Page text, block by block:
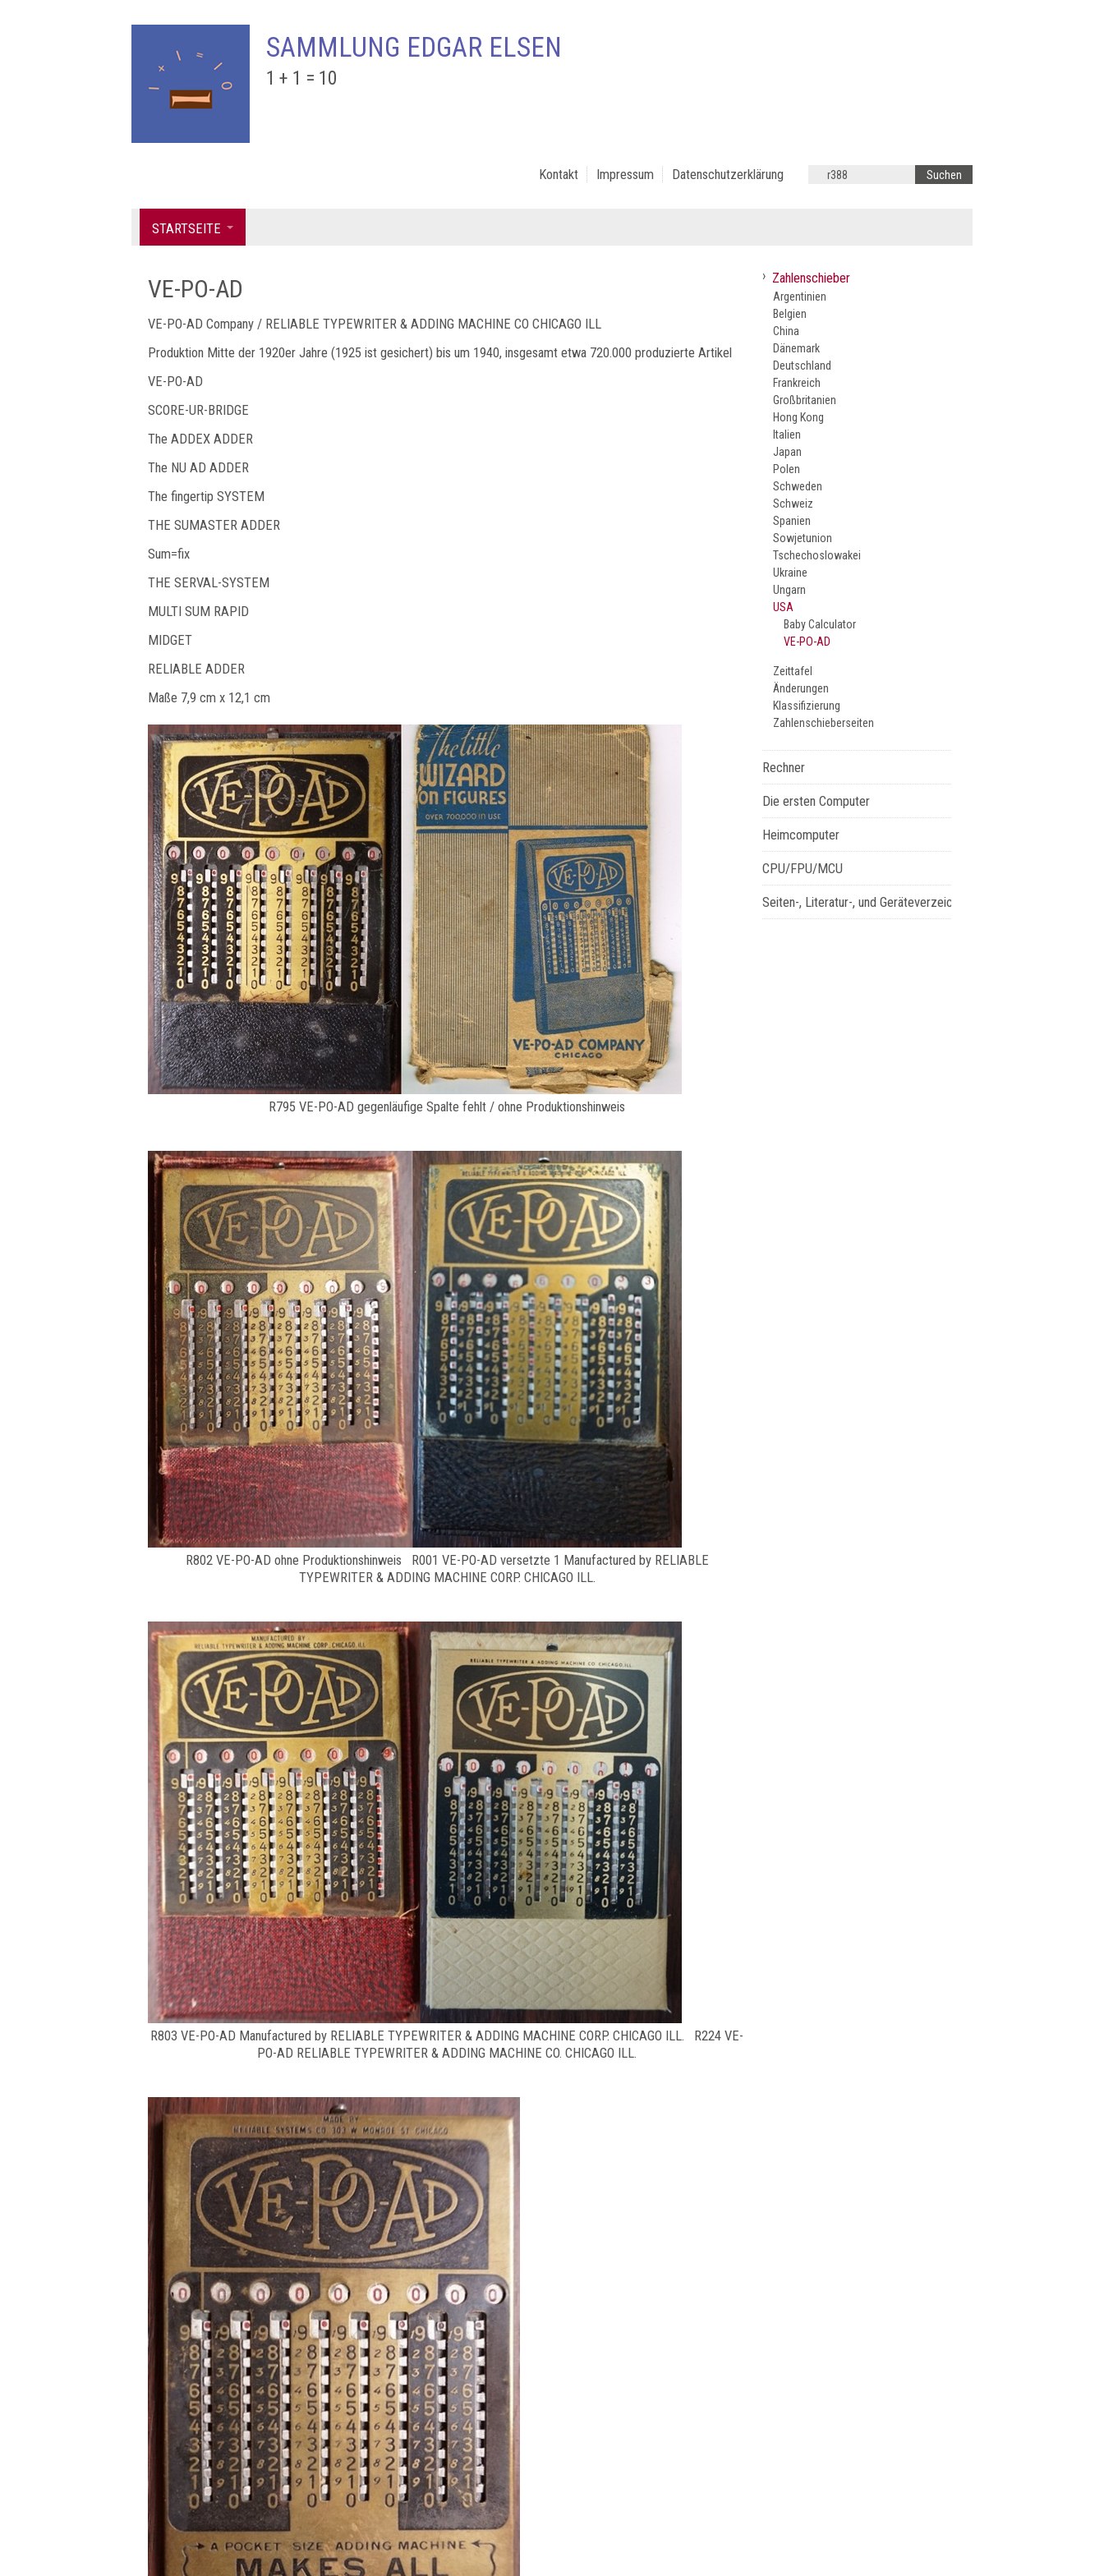
SAMMLUNG EDGAR ELSEN
1 + 1 = 10
Kontakt Impressum Datenschutzerklärung
STARTSEITE
VE-PO-AD
VE-PO-AD Company / RELIABLE TYPEWRITER & ADDING MACHINE CO CHICAGO ILL
Produktion Mitte der 1920er Jahre (1925 ist gesichert) bis um 1940, insgesamt etwa 720.000 produzierte Artikel
VE-PO-AD
SCORE-UR-BRIDGE
The ADDEX ADDER
The NU AD ADDER
The fingertip SYSTEM
THE SUMASTER ADDER
Sum=fix
THE SERVAL-SYSTEM
MULTI SUM RAPID
MIDGET
RELIABLE ADDER
Maße 7,9 cm x 12,1 cm
R795 VE-PO-AD gegenläufige Spalte fehlt / ohne Produktionshinweis
R802 VE-PO-AD ohne Produktionshinweis R001 VE-PO-AD versetzte 1 Manufactured by RELIABLE
TYPEWRITER & ADDING MACHINE CORP. CHICAGO ILL.
R803 VE-PO-AD Manufactured by RELIABLE TYPEWRITER & ADDING MACHINE CORP. CHICAGO ILL. R224 VE-
PO-AD RELIABLE TYPEWRITER & ADDING MACHINE CO. CHICAGO ILL.
› Zahlenschieber
Argentinien
Belgien
China
Dänemark
Deutschland
Frankreich
Großbritanien
Hong Kong
Italien
Japan
Polen
Schweden
Schweiz
Spanien
Sowjetunion
Tschechoslowakei
Ukraine
Ungarn
USA
Baby Calculator
VE-PO-AD
Zeittafel
Änderungen
Klassifizierung
Zahlenschieberseiten
Rechner
Die ersten Computer
Heimcomputer
CPU/FPU/MCU
Seiten-, Literatur-, und Geräteverzeichnis